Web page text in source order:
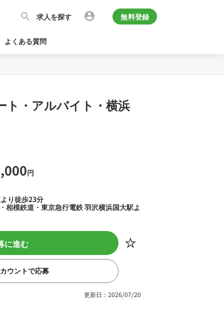
求人を探す 無料登録
よくある質問
ト・アルバイト・横浜
円
り徒歩23分
相模鉄道・東京急行電鉄 羽沢横浜国大駅よ
に進む
ウントで応募
更新日：2026/07/20